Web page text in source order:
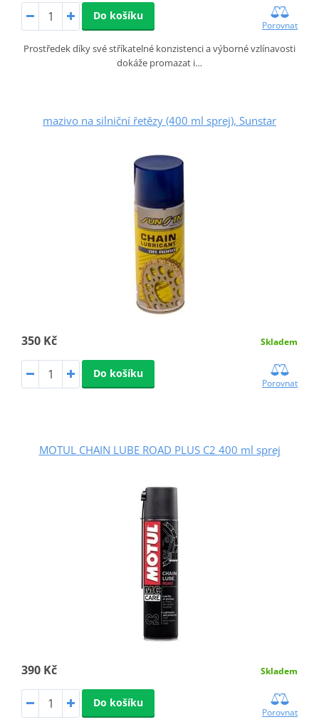
Do košíku
Porovnat
Prostředek díky své stříkatelné konzistenci a výborné vzlínavosti
dokáže promazat i…
mazivo na silniční řetězy (400 ml sprej), Sunstar
350 Kč Skladem
Do košíku
Porovnat
MOTUL CHAIN LUBE ROAD PLUS C2 400 ml sprej
390 Kč Skladem
Do košíku
Porovnat